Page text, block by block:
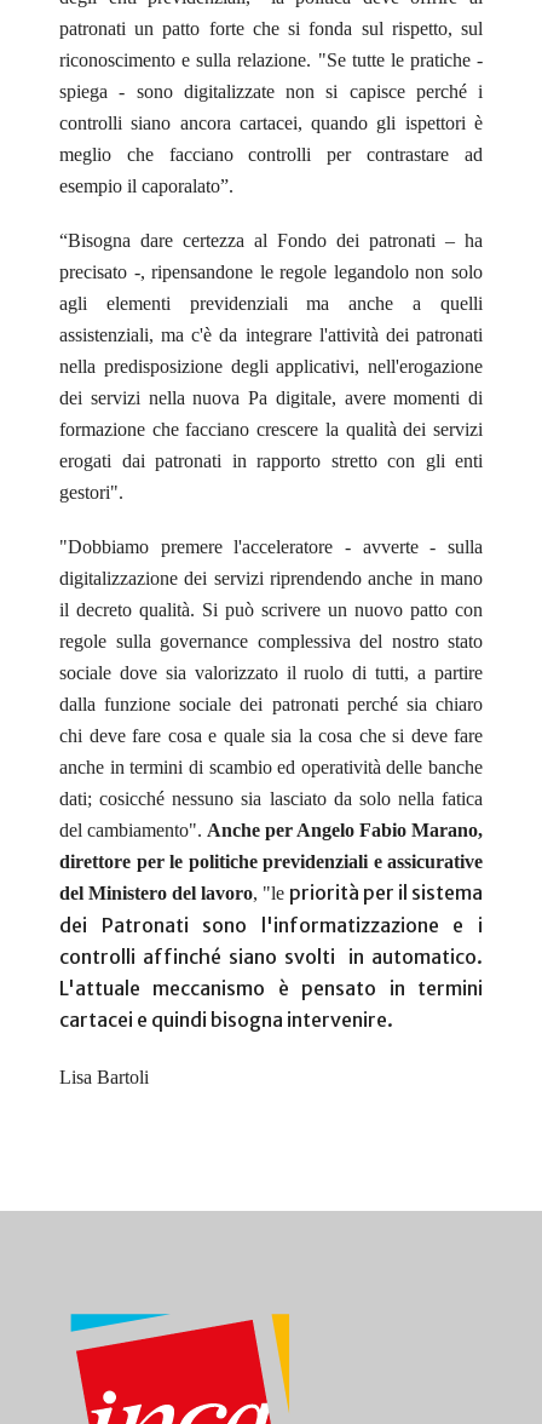
patronati un patto forte che si fonda sul rispetto, sul
riconoscimento e sulla relazione. "Se tutte le pratiche -
spiega - sono digitalizzate non si capisce perché i
controlli siano ancora cartacei, quando gli ispettori è
meglio che facciano controlli per contrastare ad
esempio il caporalato”.
“Bisogna dare certezza al Fondo dei patronati – ha
precisato -, ripensandone le regole legandolo non solo
agli elementi previdenziali ma anche a quelli
assistenziali, ma c'è da integrare l'attività dei patronati
nella predisposizione degli applicativi, nell'erogazione
dei servizi nella nuova Pa digitale, avere momenti di
formazione che facciano crescere la qualità dei servizi
erogati dai patronati in rapporto stretto con gli enti
gestori".
"Dobbiamo premere l'acceleratore - avverte - sulla
digitalizzazione dei servizi riprendendo anche in mano
il decreto qualità. Si può scrivere un nuovo patto con
regole sulla governance complessiva del nostro stato
sociale dove sia valorizzato il ruolo di tutti, a partire
dalla funzione sociale dei patronati perché sia chiaro
chi deve fare cosa e quale sia la cosa che si deve fare
anche in termini di scambio ed operatività delle banche
dati; cosicché nessuno sia lasciato da solo nella fatica
del cambiamento". Anche per Angelo Fabio Marano,
direttore per le politiche previdenziali e assicurative
del Ministero del lavoro, "le priorità per il sistema
dei Patronati sono l'informatizzazione e i
controlli affinché siano svolti in automatico.
L'attuale meccanismo è pensato in termini
cartacei e quindi bisogna intervenire.
Lisa Bartoli